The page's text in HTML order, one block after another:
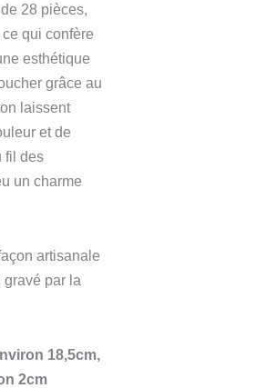
28 pièces,
qui confère
esthétique
grâce au
laissent
et de
fil des
un charme
artisanale
gravé par la
18,5cm,
2cm